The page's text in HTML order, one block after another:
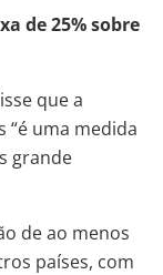
de 25% sobre
que a
“é uma medida
grande
de ao menos
países, com